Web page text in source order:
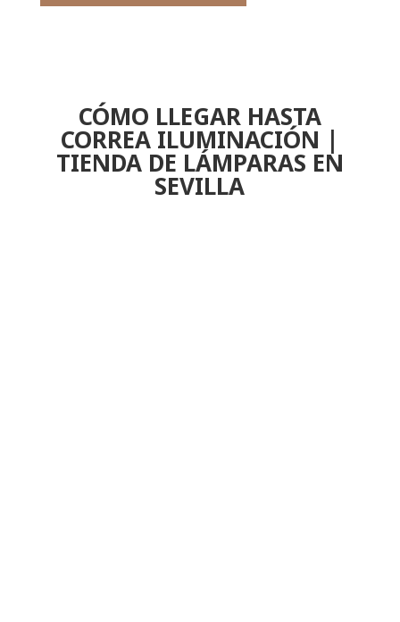
CÓMO LLEGAR HASTA
CORREA ILUMINACIÓN |
TIENDA DE LÁMPARAS EN
SEVILLA